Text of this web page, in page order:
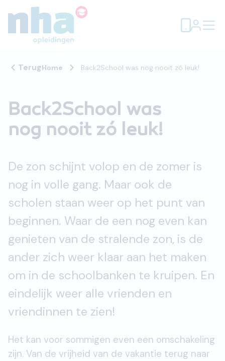
TerugHome Back2School was nog nooit zó leuk!
Back2School was
nog nooit zó leuk!
De zon schijnt volop en de zomer is
nog in volle gang. Maar ook de
scholen staan weer op het punt van
beginnen. Waar de een nog even kan
genieten van de stralende zon, is de
ander zich weer klaar aan het maken
om in de schoolbanken te kruipen. En
eindelijk weer alle vrienden en
vriendinnen te zien!
Het kan voor sommigen even een omschakeling
zijn. Van de vrijheid van de vakantie terug naar